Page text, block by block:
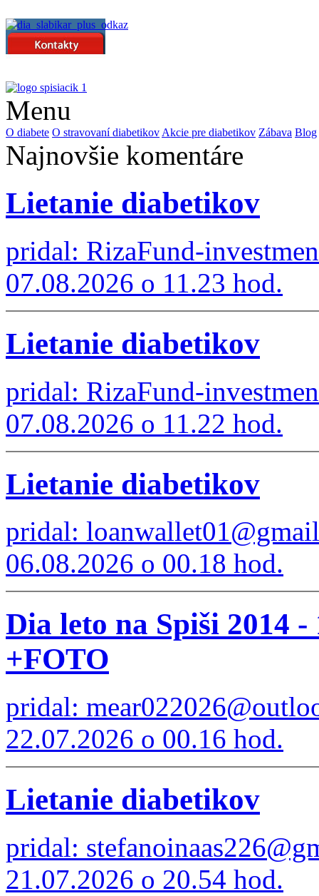
Menu
O diabete O stravovaní diabetikov Akcie pre diabetikov Zábava Blog
Najnovšie komentáre
Lietanie diabetikov
pridal: RizaFund-
07.08.2026 o 11.23 hod.
Lietanie diabetikov
pridal: RizaFund-
07.08.2026 o 11.22 hod.
Lietanie diabetikov
pridal:
06.08.2026 o 00.18 hod.
Dia leto na Spiši 2014
+FOTO
pridal:
22.07.2026 o 00.16 hod.
Lietanie diabetikov
pridal:
21.07.2026 o 20.54 hod.